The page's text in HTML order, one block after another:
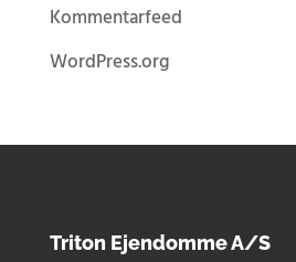
Kommentarfeed
WordPress.org
Triton Ejendomme A/S